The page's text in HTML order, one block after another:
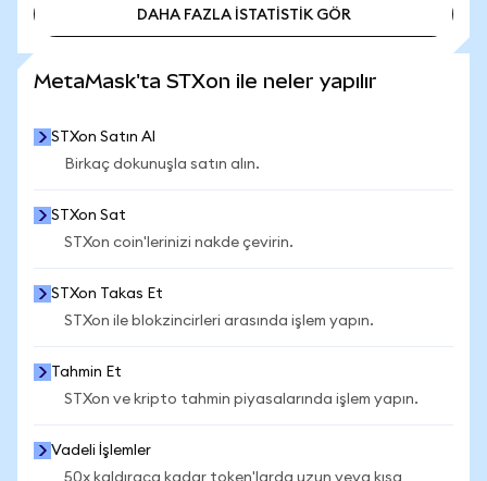
DAHA FAZLA İSTATİSTİK GÖR
MetaMask'ta STXon ile neler yapılır
STXon Satın Al
Birkaç dokunuşla satın alın.
STXon Sat
STXon coin'lerinizi nakde çevirin.
STXon Takas Et
STXon ile blokzincirleri arasında işlem yapın.
Tahmin Et
STXon ve kripto tahmin piyasalarında işlem yapın.
Vadeli İşlemler
50x kaldıraca kadar token'larda uzun veya kısa